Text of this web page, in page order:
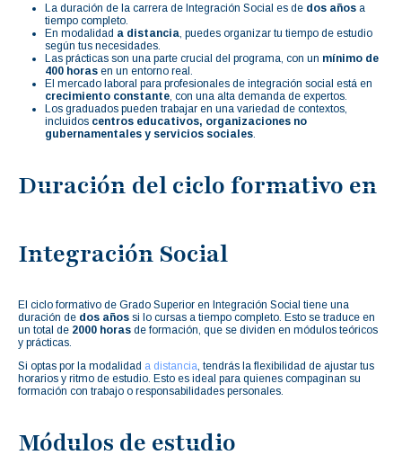
La duración de la carrera de Integración Social es de dos años a
tiempo completo.
En modalidad a distancia , puedes organizar tu tiempo de estudio
según tus necesidades.
Las prácticas son una parte crucial del programa, con un mínimo de
400 horas en un entorno real.
El mercado laboral para profesionales de integración social está en
crecimiento constante , con una alta demanda de expertos.
Los graduados pueden trabajar en una variedad de contextos,
incluidos centros educativos, organizaciones no
gubernamentales y servicios sociales
Duración del ciclo formativo en
Integración Social
El ciclo formativo de Grado Superior en Integración Social tiene una
duración de dos años si lo cursas a tiempo completo. Esto se traduce en
un total de 2000 horas de formación, que se dividen en módulos teóricos
y prácticas.
Si optas por la modalidad a distancia , tendrás la flexibilidad de ajustar tus
horarios y ritmo de estudio. Esto es ideal para quienes compaginan su
formación con trabajo o responsabilidades personales.
Módulos de estudio